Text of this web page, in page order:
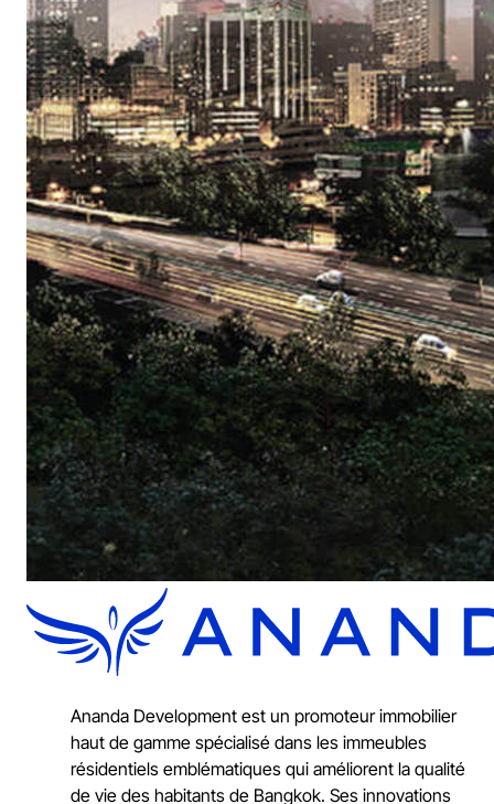
Ananda Development est un promoteur immobilier
haut de gamme spécialisé dans les immeubles
résidentiels emblématiques qui améliorent la qualité
de vie des habitants de Bangkok. Ses innovations